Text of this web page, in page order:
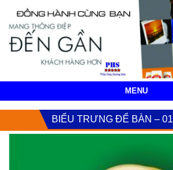
MENU
BIỂU TRƯNG ĐỂ BÀN – 01